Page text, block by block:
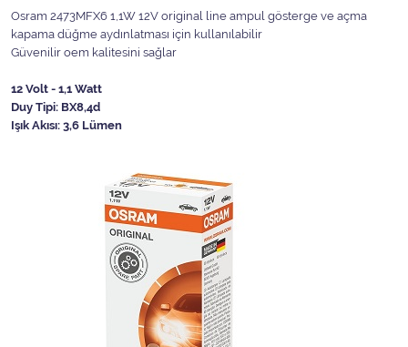
Osram 2473MFX6 1,1W 12V original line ampul gösterge ve açma
kapama düğme aydınlatması için kullanılabilir
Güvenilir oem kalitesini sağlar
12 Volt - 1,1 Watt
Duy Tipi: BX8,4d
Işık Akısı: 3,6 Lümen